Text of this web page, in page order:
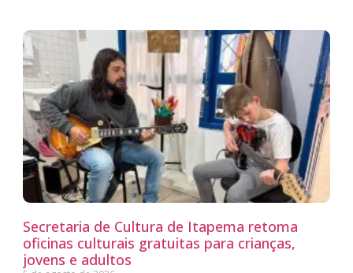
Secretaria de Cultura de Itapema retoma
oficinas culturais gratuitas para crianças,
jovens e adultos